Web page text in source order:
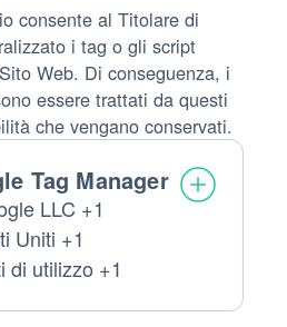
consente al Titolare di
i tag o gli script
Web. Di conseguenza, i
essere trattati da questi
che vengano conservati.
Tag Manager
LLC +1
Uniti +1
di utilizzo +1